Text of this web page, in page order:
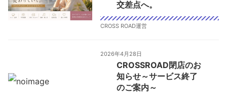
交差点へ。
CROSS ROAD運営
2026年4月28日
CROSSROAD閉店のお
知らせ～サービス終了
のご案内～